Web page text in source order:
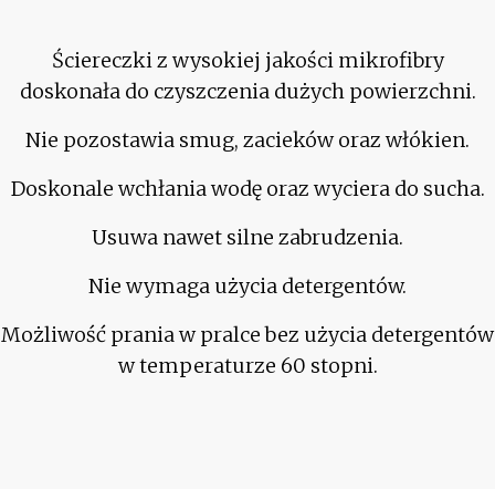
Ściereczki z wysokiej jakości mikrofibry
doskonała do czyszczenia dużych powierzchni.
Nie pozostawia smug, zacieków oraz włókien.
Doskonale wchłania wodę oraz wyciera do sucha.
Usuwa nawet silne zabrudzenia.
Nie wymaga użycia detergentów.
Możliwość prania w pralce bez użycia detergentów
w temperaturze 60 stopni.